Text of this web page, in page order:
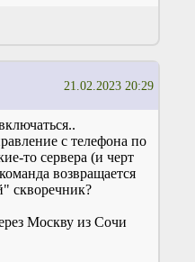
21.02.2023 20:29
с телефона по
то сервера (и черт
возвращается
скворечник?
Москву из Сочи